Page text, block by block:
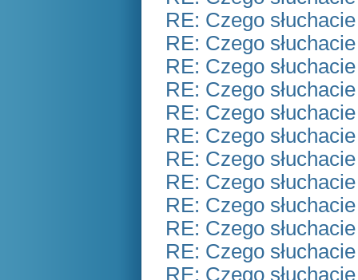
RE: Czego
RE: Czego
RE: Czego
RE: Czego
RE: Czego
RE: Czego
RE: Czego
RE: Czego
RE: Czego
RE: Czego
RE: Czego
RE: Czego